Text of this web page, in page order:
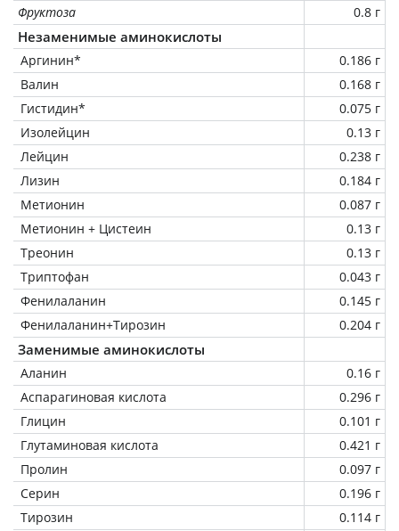
Фруктоза
0.8 г
Незаменимые аминокислоты
Аргинин*
0.186 г
Валин
0.168 г
Гистидин*
0.075 г
Изолейцин
0.13 г
Лейцин
0.238 г
Лизин
0.184 г
Метионин
0.087 г
Метионин + Цистеин
0.13 г
Треонин
0.13 г
Триптофан
0.043 г
Фенилаланин
0.145 г
Фенилаланин+Тирозин
0.204 г
Заменимые аминокислоты
Аланин
0.16 г
Аспарагиновая кислота
0.296 г
Глицин
0.101 г
Глутаминовая кислота
0.421 г
Пролин
0.097 г
Серин
0.196 г
Тирозин
0.114 г